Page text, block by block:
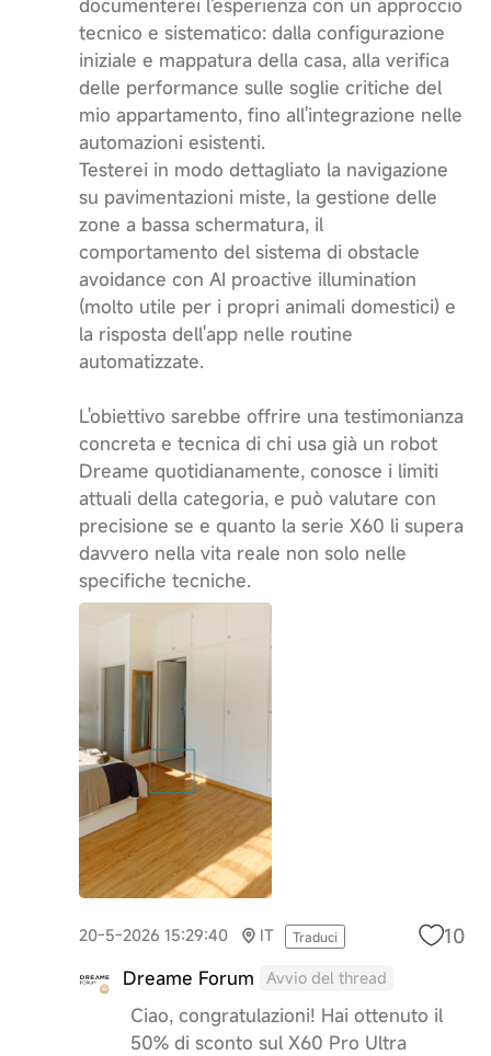
documenterei l'esperienza con un approccio
tecnico e sistematico: dalla configurazione
iniziale e mappatura della casa, alla verifica
delle performance sulle soglie critiche del
mio appartamento, fino all'integrazione nelle
automazioni esistenti.
Testerei in modo dettagliato la navigazione
su pavimentazioni miste, la gestione delle
zone a bassa schermatura, il
comportamento del sistema di obstacle
avoidance con AI proactive illumination
(molto utile per i propri animali domestici) e
la risposta dell'app nelle routine
automatizzate.
L'obiettivo sarebbe offrire una testimonianza
concreta e tecnica di chi usa già un robot
Dreame quotidianamente, conosce i limiti
attuali della categoria, e può valutare con
precisione se e quanto la serie X60 li supera
davvero nella vita reale non solo nelle
specifiche tecniche.
20-5-2026 15:29:40 IT Traduci 10
Dreame Forum Avvio del thread
Ciao, congratulazioni! Hai ottenuto il
50% di sconto sul X60 Pro Ultra